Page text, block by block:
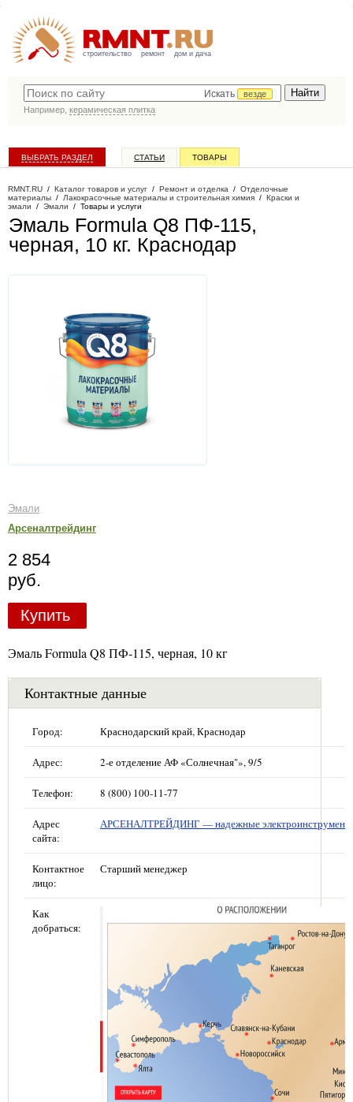
строительство ремонт дом и дача
Искать
везде
Например, керамическая плитка
ВЫБРАТЬ РАЗДЕЛ СТАТЬИ ТОВАРЫ
RMNT.RU / Каталог товаров и услуг / Ремонт и отделка / Отделочные
материалы / Лакокрасочные материалы и строительная химия / Краски и
эмали / Эмали / Товары и услуги
Эмаль Formula Q8 ПФ-115,
черная, 10 кг. Краснодар
Эмали
Арсеналтрейдинг
2 854
руб.
Купить
Эмаль Formula Q8 ПФ-115, черная, 10 кг
Контактные данные
Город: Краснодарский край, Краснодар
Адрес: 2-е отделение АФ «Солнечная"», 9/5
Телефон: 8 (800) 100-11-77
Адрес
сайта:
АРСЕНАЛТРЕЙДИНГ — надежные
Контактное
лицо:
Старший менеджер
Как
добраться: